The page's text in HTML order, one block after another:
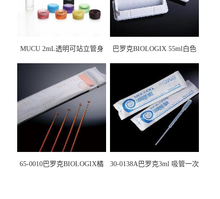
MUCU 2mL透明可站立管身
巴罗克BIOLOGIX 55ml白色
马射线灭菌25-0051
65-0010巴罗克BIOLOGIX橘
30-0138A巴罗克3ml 吸管一次